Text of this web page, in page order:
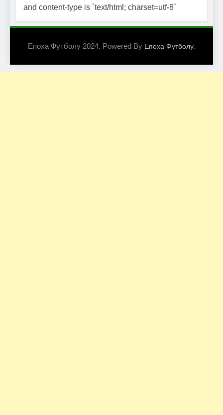
and content-type is `text/html; charset=utf-8`
Епоха Футболу 2024. Powered By Епоха Футболу.